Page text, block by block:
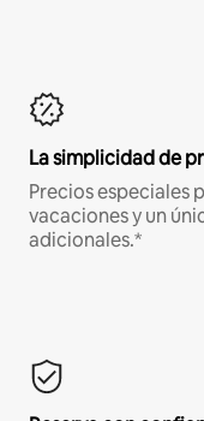
La simplicidad de
Precios especiales
vacaciones y un
adicionales.*